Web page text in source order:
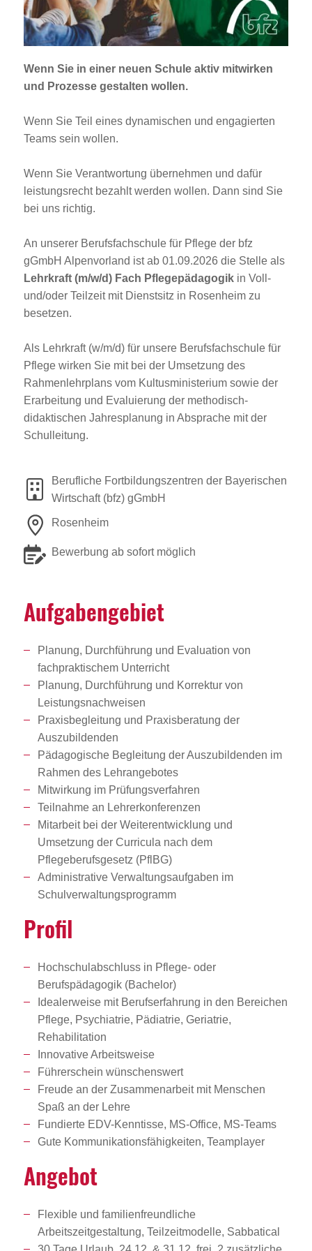
Jobportal
Presse und Medien
bbw e. V.
Karriere
Presse
News Archiv
Wenn Sie in einer neuen Schule aktiv mitwirken
und Prozesse gestalten wollen.
Wenn Sie Teil eines dynamischen und engagierten
Teams sein wollen.
Wenn Sie Verantwortung übernehmen und dafür
leistungsrecht bezahlt werden wollen. Dann sind Sie
bei uns richtig.
An unserer Berufsfachschule für Pflege der bfz
gGmbH Alpenvorland ist ab 01.09.2026 die Stelle als
Lehrkraft (m/w/d) Fach Pflegepädagogik in Voll-
und/oder Teilzeit mit Dienstsitz in Rosenheim zu
besetzen.
Als Lehrkraft (w/m/d) für unsere Berufsfachschule für
Pflege wirken Sie mit bei der Umsetzung des
Rahmenlehrplans vom Kultusministerium sowie der
Erarbeitung und Evaluierung der methodisch-
didaktischen Jahresplanung in Absprache mit der
Schulleitung.
Berufliche Fortbildungszentren der Bayerischen
Wirtschaft (bfz) gGmbH
Rosenheim
Bewerbung ab sofort möglich
Aufga­ben­ge­biet
Planung, Durchführung und Evaluation von
fachpraktischem Unterricht
Planung, Durchführung und Korrektur von
Leistungsnachweisen
Praxisbegleitung und Praxisberatung der
Auszubildenden
Pädagogische Begleitung der Auszubildenden im
Rahmen des Lehrangebotes
Mitwirkung im Prüfungsverfahren
Teilnahme an Lehrerkonferenzen
Mitarbeit bei der Weiterentwicklung und
Umsetzung der Curricula nach dem
Pflegeberufsgesetz (PflBG)
Administrative Verwaltungsaufgaben im
Schulverwaltungsprogramm
Profil
Hochschulabschluss in Pflege- oder
Berufspädagogik (Bachelor)
Idealerweise mit Berufserfahrung in den Bereichen
Pflege, Psychiatrie, Pädiatrie, Geriatrie,
Rehabilitation
Innovative Arbeitsweise
Führerschein wünschenswert
Freude an der Zusammenarbeit mit Menschen
Spaß an der Lehre
Fundierte EDV-Kenntisse, MS-Office, MS-Teams
Gute Kommunikationsfähigkeiten, Teamplayer
Angebot
Flexible und familienfreundliche
Arbeitszeitgestaltung, Teilzeitmodelle, Sabbatical